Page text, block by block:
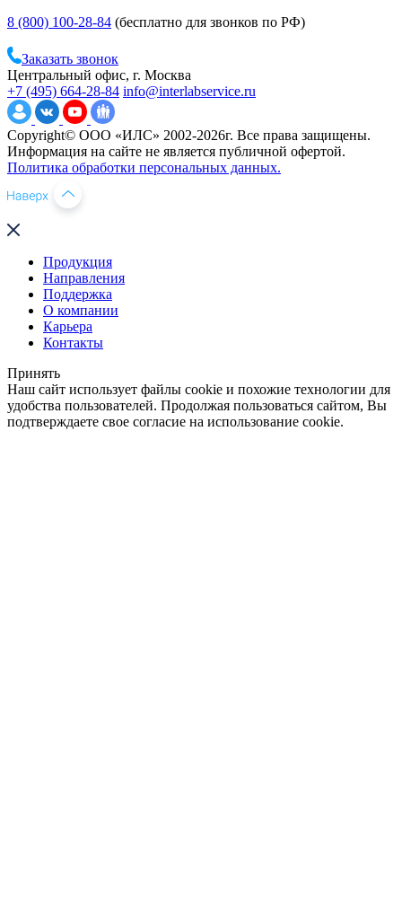
8 (800) 100-28-84 (бесплатно для звонков по РФ)
Заказать звонок
Центральный офис, г. Москва
+7 (495) 664-28-84 info@interlabservice.ru
Copyright© ООО «ИЛС» 2002-2026г. Все права защищены.
Информация на сайте не является публичной офертой.
Политика обработки персональных данных.
Продукция
Направления
Поддержка
О компании
Карьера
Контакты
Принять
Наш сайт использует файлы cookie и похожие технологии для
удобства пользователей. Продолжая пользоваться сайтом, Вы
подтверждаете свое согласие на использование cookie.